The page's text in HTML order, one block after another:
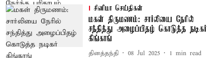
சினிமா செய்திகள்
மகள் திருமணம்: சார்லியை நேரில்
சந்தித்து அழைப்பிதழ் கொடுத்த நடிகர்
கிங்காங்
தினத்தந்தி 08 Jul 2025 1 min read